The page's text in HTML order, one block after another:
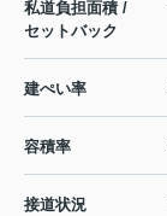
私道負担面積 /
セットバック
建ぺい率
容積率
接道状況